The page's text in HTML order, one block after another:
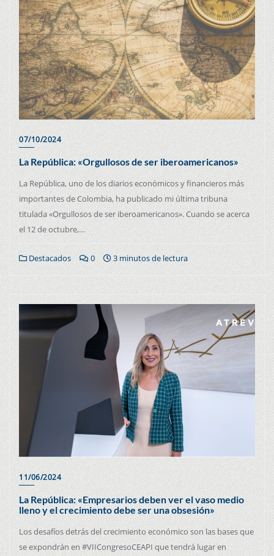
07/10/2024
La República: «Orgullosos de ser iberoamericanos»
La República, uno de los diarios económicos y financieros más
importantes de Colombia, ha publicado mi última tribuna
titulada «Orgullosos de ser iberoamericanos». Cuando se acerca
el 12 de octubre,…
Destacados 0 3 minutos de lectura
11/06/2024
La República: «Empresarios deben ver el vaso medio
lleno y el crecimiento debe ser una obsesión»
Los desafíos detrás del crecimiento económico son las bases que
se expondrán en #VIICongresoCEAPI que tendrá lugar en